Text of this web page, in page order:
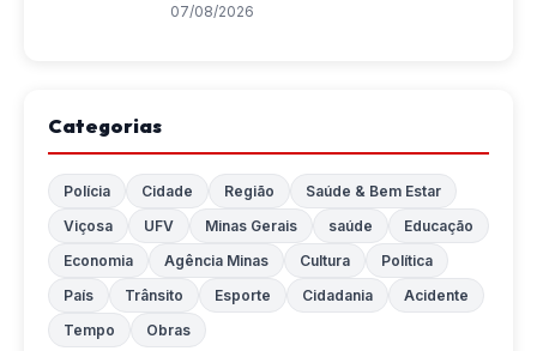
07/08/2026
Categorias
Polícia Cidade Região
Saúde & Bem Estar
Viçosa
UFV Minas Gerais saúde
Educação
Economia
Agência Minas Cultura
Política
País
Trânsito Esporte Cidadania
Acidente
Tempo
Obras